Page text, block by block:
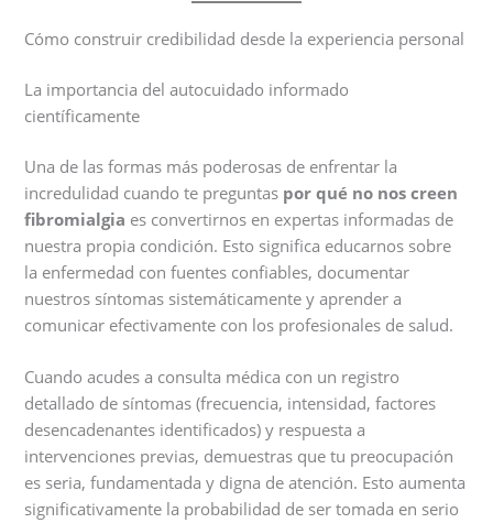
Cómo construir credibilidad desde la experiencia personal
La importancia del autocuidado informado
científicamente
Una de las formas más poderosas de enfrentar la
incredulidad cuando te preguntas por qué no nos creen
fibromialgia es convertirnos en expertas informadas de
nuestra propia condición. Esto significa educarnos sobre
la enfermedad con fuentes confiables, documentar
nuestros síntomas sistemáticamente y aprender a
comunicar efectivamente con los profesionales de salud.
Cuando acudes a consulta médica con un registro
detallado de síntomas (frecuencia, intensidad, factores
desencadenantes identificados) y respuesta a
intervenciones previas, demuestras que tu preocupación
es seria, fundamentada y digna de atención. Esto aumenta
significativamente la probabilidad de ser tomada en serio